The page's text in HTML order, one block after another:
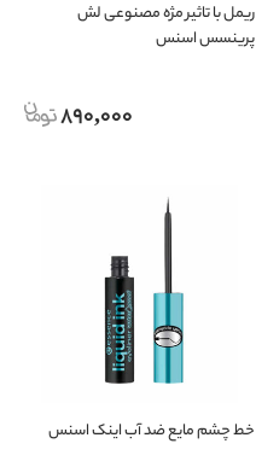
ریمل با تاثیر مژه مصنوعی لش
پرینسس اسنس
890,000
خط چشم مایع ضد آب اینک اسنس